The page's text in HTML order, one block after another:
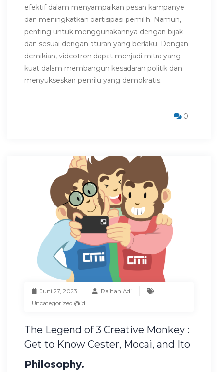
efektif dalam menyampaikan pesan kampanye
dan meningkatkan partisipasi pemilih. Namun,
penting untuk menggunakannya dengan bijak
dan sesuai dengan aturan yang berlaku. Dengan
demikian, videotron dapat menjadi mitra yang
kuat dalam membangun kesadaran politik dan
menyukseskan pemilu yang demokratis.
0
Juni 27, 2023
Raihan Adi
Uncategorized @id
The Legend of 3 Creative Monkey :
Get to Know Cester, Mocai, and Ito
Philosophy.